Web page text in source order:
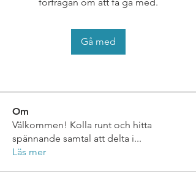
Gå med
Om
Välkommen! Kolla runt och hitta
spännande samtal att delta i...
Läs mer